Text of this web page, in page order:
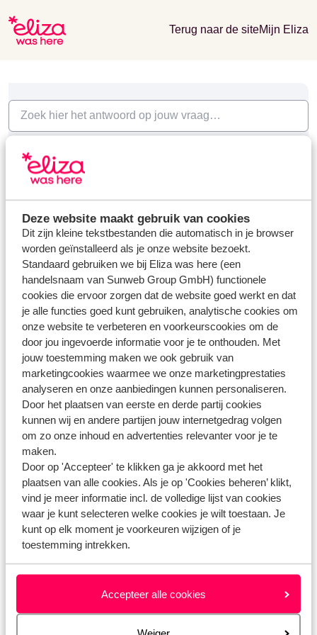
Deze website maakt gebruik van cookies
Dit zijn kleine tekstbestanden die automatisch in je browser
worden geïnstalleerd als je onze website bezoekt.
Standaard gebruiken we bij Eliza was here (een
handelsnaam van Sunweb Group GmbH) functionele
cookies die ervoor zorgen dat de website goed werkt en dat
je alle functies goed kunt gebruiken, analytische cookies om
onze website te verbeteren en voorkeurscookies om de
door jou ingevoerde informatie voor je te onthouden. Met
jouw toestemming maken we ook gebruik van
marketingcookies waarmee we onze marketingprestaties
analyseren en onze aanbiedingen kunnen personaliseren.
Door het plaatsen van eerste en derde partij cookies
kunnen wij en andere partijen jouw internetgedrag volgen
om zo onze inhoud en advertenties relevanter voor je te
maken.
Door op 'Accepteer' te klikken ga je akkoord met het
plaatsen van alle cookies. Als je op 'Cookies beheren’ klikt,
vind je meer informatie incl. de volledige lijst van cookies
waar je kunt selecteren welke cookies je wilt toestaan. Je
kunt op elk moment je voorkeuren wijzigen of je
toestemming intrekken.
Accepteer alle cookies
Weiger
Terug naar de siteMijn Eliza
Vragen & Contact
Booking on request (0)
Heb jij jouw antwoord niet gevonden?
Whatsapp ons!
WhatsApp ons op het nummer+. Je kunt ons op
hetzelfde nummer ook bellen, houd dan rekening
met langere wachttijden.
Maandag t/m vrijdag: 09:00-18:00
Zaterdag: 10:00-17:00
Zondag: gesloten
Bekijk afwijkende openingstijden
Stel je vraag via het contactformulier